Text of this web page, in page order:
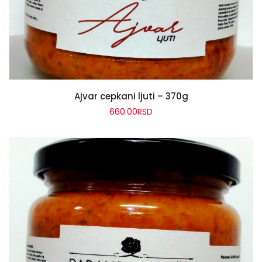
ADD TO CART
Ajvar cepkani ljuti – 370g
660.00RSD